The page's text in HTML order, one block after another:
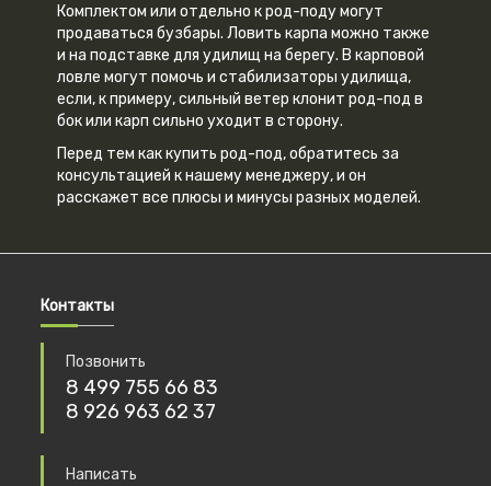
Комплектом или отдельно к род-поду могут
продаваться бузбары. Ловить карпа можно также
и на подставке для удилищ на берегу. В карповой
ловле могут помочь и стабилизаторы удилища,
если, к примеру, сильный ветер клонит род-под в
бок или карп сильно уходит в сторону.
Перед тем как купить род-под, обратитесь за
консультацией к нашему менеджеру, и он
расскажет все плюсы и минусы разных моделей.
Контакты
Позвонить
8 499 755 66 83
8 926 963 62 37
Написать